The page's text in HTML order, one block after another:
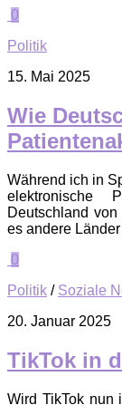
0
Politik
15. Mai 2025
Wie
Während ich in
elektronische
Deutschland
es andere
0
Politik / Soziale
20. Januar 2025
TikTok in
Wird TikTok nun